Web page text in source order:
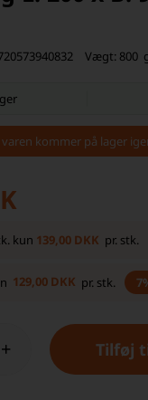
Vægt: 800
kommer på lager
kun 139,00 DKK pr. stk.
129,00 DKK pr. stk.
+